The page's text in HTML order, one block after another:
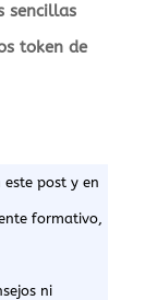
sencillas
token de
post y en
formativo,
ni